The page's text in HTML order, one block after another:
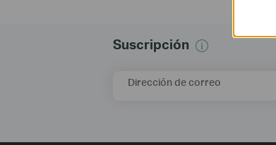
Suscripción
Dirección de correo